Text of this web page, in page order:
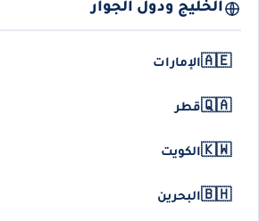
الخليج ودول الجوار
🇦🇪الإمارات
🇶🇦قطر
🇰🇼الكويت
🇧🇭البحرين